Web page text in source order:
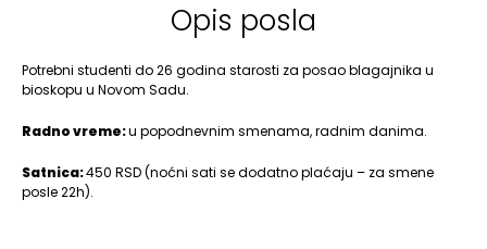
Opis posla
Potrebni studenti do 26 godina starosti za posao blagajnika u
bioskopu u Novom Sadu.
Radno vreme:u popodnevnim smenama, radnim danima.
Satnica:450 RSD (noćni sati se dodatno plaćaju – za smene
posle 22h).